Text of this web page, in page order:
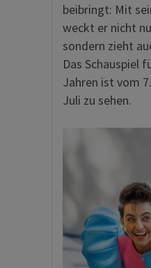
beibringt: Mit
weckt er nicht
sondern zieht
Das Schauspiel
Jahren ist vom
Juli zu sehen.